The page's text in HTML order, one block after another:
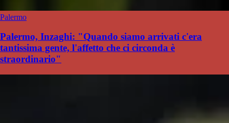
Palermo
Palermo, Inzaghi: "Quando siamo arrivati c'era
tantissima gente, l'affetto che ci circonda è
straordinario"